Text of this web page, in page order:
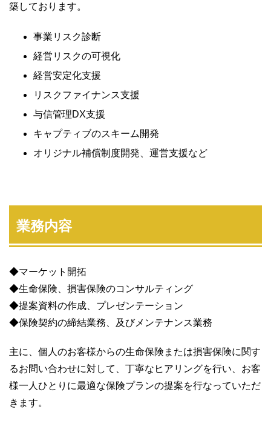
築しております。
事業リスク診断
経営リスクの可視化
経営安定化支援
リスクファイナンス支援
与信管理DX支援
キャプティブのスキーム開発
オリジナル補償制度開発、運営支援など
業務内容
◆マーケット開拓
◆生命保険、損害保険のコンサルティング
◆提案資料の作成、プレゼンテーション
◆保険契約の締結業務、及びメンテナンス業務
主に、個人のお客様からの生命保険または損害保険に関す
るお問い合わせに対して、丁寧なヒアリングを行い、お客
様一人ひとりに最適な保険プランの提案を行なっていただ
きます。